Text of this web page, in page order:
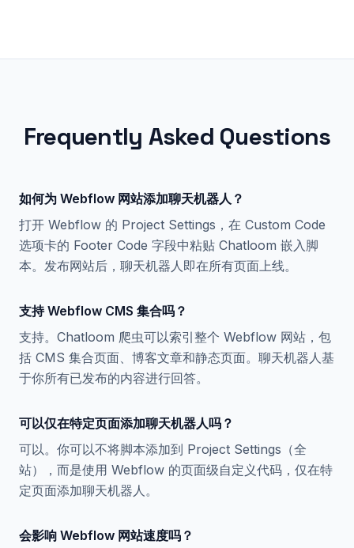
Frequently Asked Questions
如何为 Webflow 网站添加聊天机器人？
打开 Webflow 的 Project Settings，在 Custom Code
选项卡的 Footer Code 字段中粘贴 Chatloom 嵌入脚
本。发布网站后，聊天机器人即在所有页面上线。
支持 Webflow CMS 集合吗？
支持。Chatloom 爬虫可以索引整个 Webflow 网站，包
括 CMS 集合页面、博客文章和静态页面。聊天机器人基
于你所有已发布的内容进行回答。
可以仅在特定页面添加聊天机器人吗？
可以。你可以不将脚本添加到 Project Settings（全
站），而是使用 Webflow 的页面级自定义代码，仅在特
定页面添加聊天机器人。
会影响 Webflow 网站速度吗？